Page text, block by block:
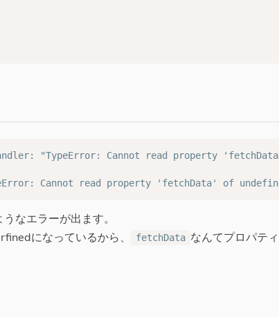
"TypeError: Cannot read property
なエラーが出ます。
になっているから、 fetchData なんてプロパテ